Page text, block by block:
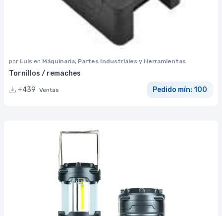
por Luis en Máquinaria, Partes Industriales y Herramientas
Tornillos / remaches
+439 Ventas Pedido mín: 100